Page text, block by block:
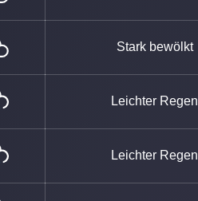
Stark bewölkt
Leichter Regen
Leichter Regen